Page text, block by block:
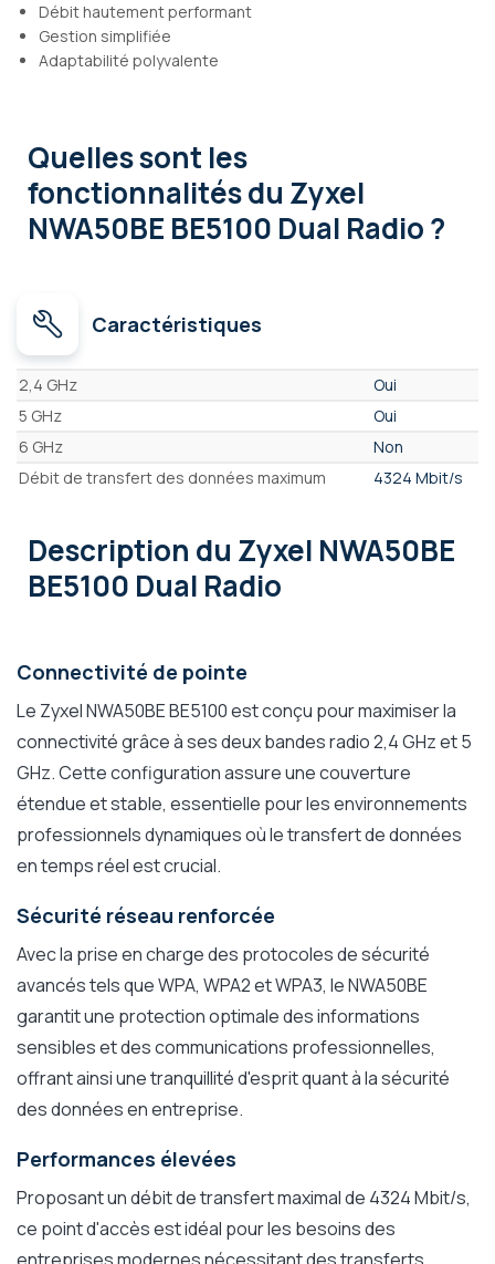
Débit hautement performant
Gestion simplifiée
Adaptabilité polyvalente
Quelles sont les
fonctionnalitésdu Zyxel
NWA50BE BE5100 Dual Radio ?
Caractéristiques
Caractéristiques
2,4 GHz
Oui
5 GHz
Oui
6 GHz
Non
Débit de transfert des données maximum
4324 Mbit/s
Description du Zyxel NWA50BE
BE5100 Dual Radio
Connectivité de pointe
Le Zyxel NWA50BE BE5100 est conçu pour maximiser la
connectivité grâce à ses deux bandes radio 2,4 GHz et 5
GHz. Cette configuration assure une couverture
étendue et stable, essentielle pour les environnements
professionnels dynamiques où le transfert de données
en temps réel est crucial.
Sécurité réseau renforcée
Avec la prise en charge des protocoles de sécurité
avancés tels que WPA, WPA2 et WPA3, le NWA50BE
garantit une protection optimale des informations
sensibles et des communications professionnelles,
offrant ainsi une tranquillité d'esprit quant à la sécurité
des données en entreprise.
Performances élevées
Proposant un débit de transfert maximal de 4324 Mbit/s,
ce point d'accès est idéal pour les besoins des